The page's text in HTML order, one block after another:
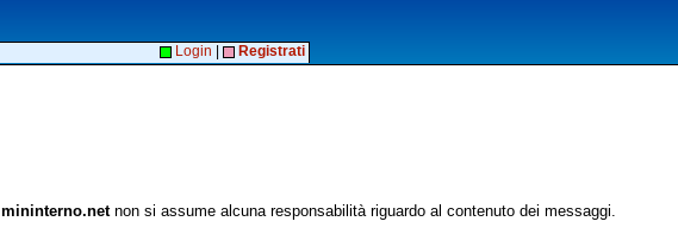
Login Registrati
mininterno.netnon si assume alcuna responsabilità riguardo al contenuto dei messaggi.